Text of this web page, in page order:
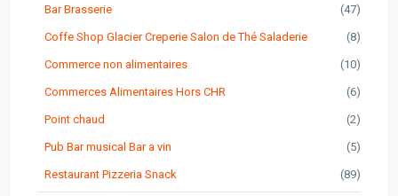
Bar Brasserie (47)
Coffe Shop Glacier Creperie Salon de Thé Saladerie (8)
Commerce non alimentaires (10)
Commerces Alimentaires Hors CHR (6)
Point chaud (2)
Pub Bar musical Bar a vin (5)
Restaurant Pizzeria Snack (89)